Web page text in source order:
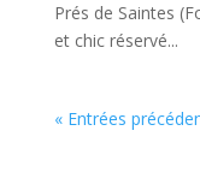
Prés de Saintes
et chic réservé...
« Entrées